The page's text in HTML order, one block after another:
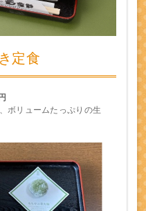
定食
ボリュームたっぷりの生